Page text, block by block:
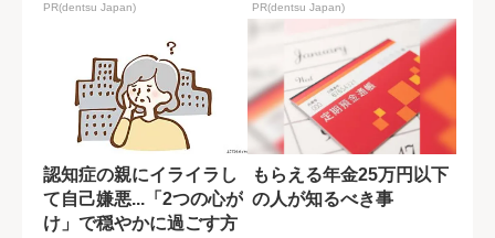
PR(dentsu Japan) PR(dentsu Japan)
認知症の親にイライラし
て自己嫌悪...「2つの心が
け」で穏やかに過ごす方
もらえる年金25万円以下
の人が知るべき事